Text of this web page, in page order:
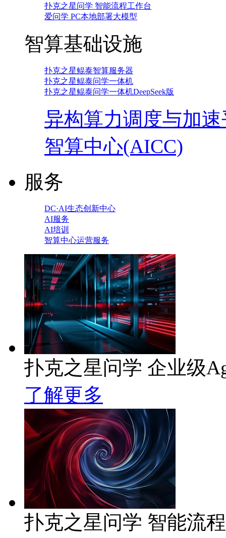
扑克之星问学 智能流程工作台
爱问学 PC本地部署大模型
智算基础设施
扑克之星鲲泰智算服务器
扑克之星鲲泰问学一体机
扑克之星鲲泰问学一体机DeepSeek版
异构算力调度与加
智算中心(AICC)
服务
DC·AI生态创新中心
AI服务
AI培训
智算中心运营服务
扑克之星问学 企业级
了解更多
扑克之星问学 智能流